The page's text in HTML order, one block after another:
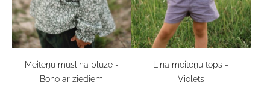
Meiteņu muslīna blūze -
Boho ar ziediem
Lina meiteņu tops -
Violets